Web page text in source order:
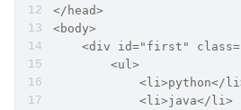
</head>
<body>
<div id="first"
        <ul>
<li>python</
            <li>java</li>